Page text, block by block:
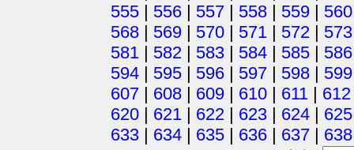
555 | 556 | 557 | 558 | 559 | 560
568 | 569 | 570 | 571 | 572 | 573
581 | 582 | 583 | 584 | 585 | 586
594 | 595 | 596 | 597 | 598 | 599
607 | 608 | 609 | 610 | 611 | 612
620 | 621 | 622 | 623 | 624 | 625
633 | 634 | 635 | 636 | 637 | 638